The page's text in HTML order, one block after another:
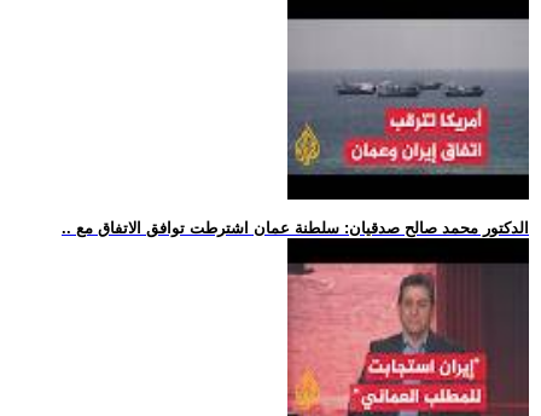
.. الدكتور محمد صالح صدقيان: سلطنة عمان اشترطت توافق الاتفاق مع